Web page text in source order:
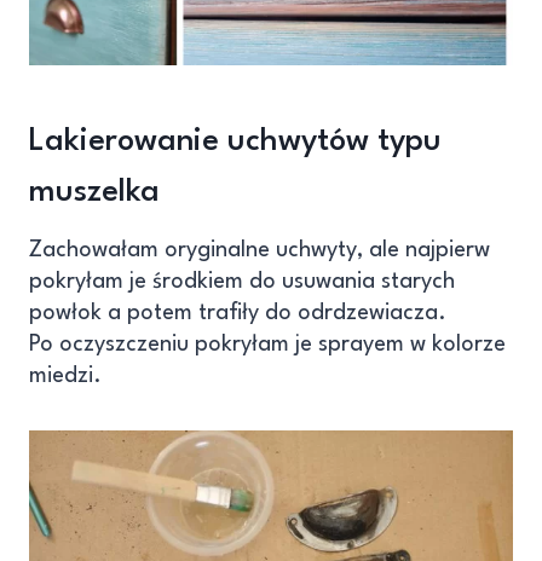
Lakierowanie uchwytów typu
muszelka
Zachowałam oryginalne uchwyty, ale najpierw
pokryłam je środkiem do usuwania starych
powłok a potem trafiły do odrdzewiacza.
Po oczyszczeniu pokryłam je sprayem w kolorze
miedzi.